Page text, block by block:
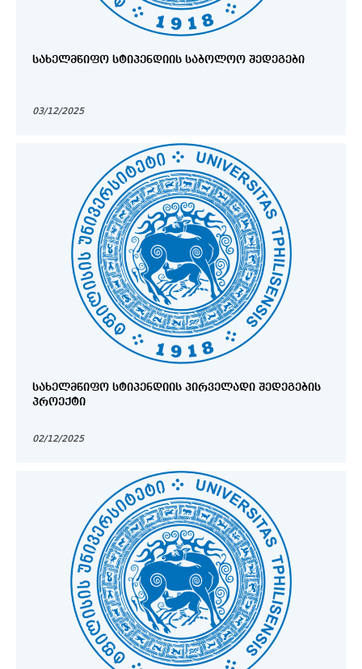
ᲡᲐᲮᲔᲚᲛᲬᲘᲤᲝ ᲡᲢᲘᲞᲔᲜᲓᲘᲘᲡ ᲡᲐᲑᲝᲚᲝᲝ ᲨᲔᲓᲔᲒᲔᲑᲘ
03/12/2025
ᲡᲐᲮᲔᲚᲛᲬᲘᲤᲝ ᲡᲢᲘᲞᲔᲜᲓᲘᲘᲡ ᲞᲘᲠᲕᲔᲚᲐᲓᲘ ᲨᲔᲓᲔᲒᲔᲑᲘᲡ
ᲞᲠᲝᲔᲥᲢᲘ
02/12/2025